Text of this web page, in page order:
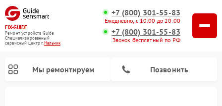
FIX-GUIDE
Ремонт устройств Guide
Специализированный
cервисный центр г.Нальчик
+7 (800) 301-55-83
Ежедневно, с 10:00 до 20:00
+7 (800) 301-55-83
Звонок бесплатный по РФ
Мы ремонтируем Позвонить